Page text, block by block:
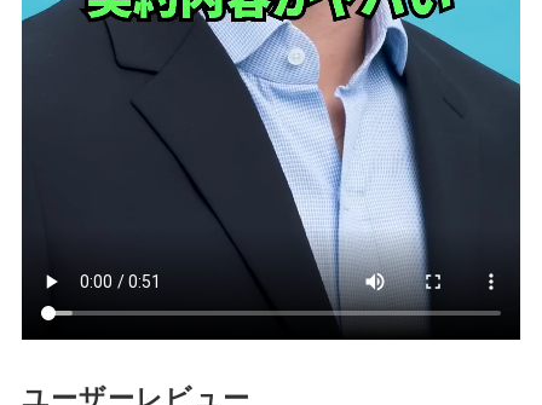
ユーザーレビュー